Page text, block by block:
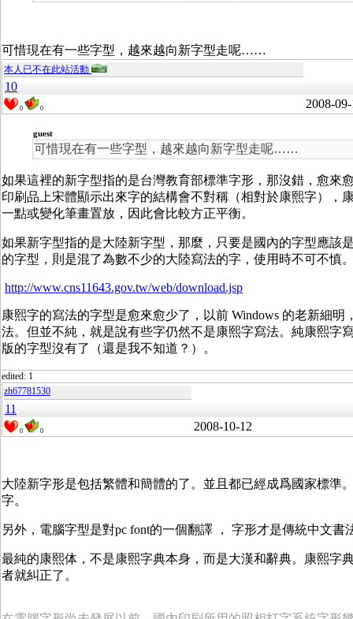
可惜現在有一些字型，越來越向新字型走呢……
本人已不在此站活動
10
0 0 2008-
guest
可惜現在有一些字型，越來越向新字型走呢……
如果這裡的新字型指的是台灣教育部標準字形，那沒錯，愈來
印刷品上宋體顯示出來字的結構會不對稱（相對於康熙字），
一點或變化筆畫置放，因此會比較方正平衡。
如果新字型指的是大陸新字型，那麼，只要是國內的字型應該
的字型，則是混了為數不少的大陸寫法的字，使用時不可不慎
http://www.cns11643.gov.tw/web/download.jsp
康熙字的寫法的字型是愈來愈少了，以前 Windows 的老新細明
法。但並不純，就是說有些字仍然不是康熙字寫法。純康熙字
版的字型沒有了（還是我不知道？）。
edited: 1
zh67781530
11
0 0 2008-10-12
大陸新字形是包括繁體和簡體的了。並且都已經成爲國家標準
字。
另外，電腦字型是對pc font的一個翻譯 ， 字形才是傳統中文書
最純的康熙体，不是康熙字典本身，而是大漢和辭典。康熙字
者就糾正了。